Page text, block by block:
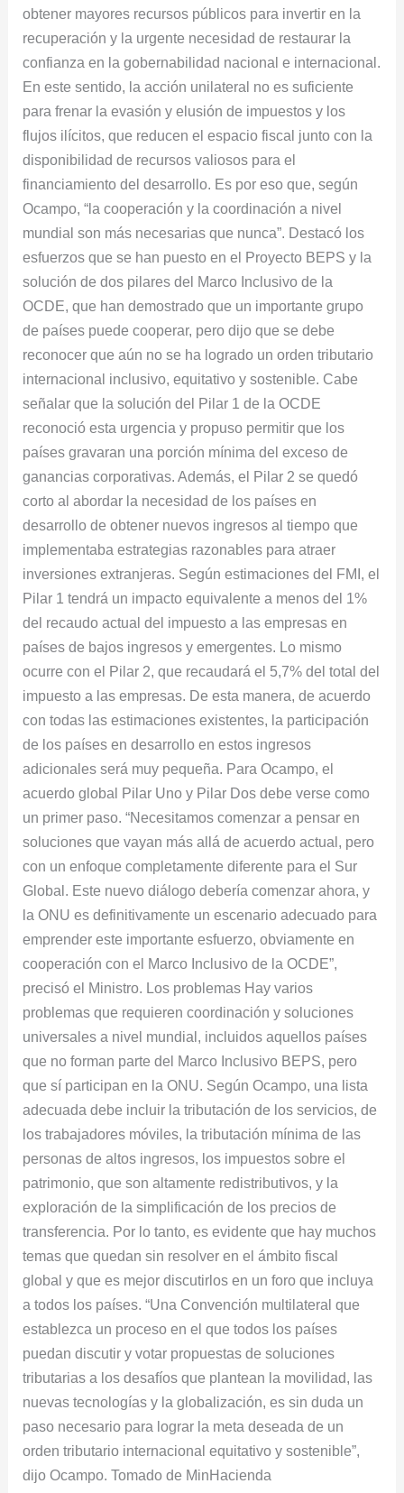
obtener mayores recursos públicos para invertir en la
recuperación y la urgente necesidad de restaurar la
confianza en la gobernabilidad nacional e internacional.
En este sentido, la acción unilateral no es suficiente
para frenar la evasión y elusión de impuestos y los
flujos ilícitos, que reducen el espacio fiscal junto con la
disponibilidad de recursos valiosos para el
financiamiento del desarrollo. Es por eso que, según
Ocampo, “la cooperación y la coordinación a nivel
mundial son más necesarias que nunca”. Destacó los
esfuerzos que se han puesto en el Proyecto BEPS y la
solución de dos pilares del Marco Inclusivo de la
OCDE, que han demostrado que un importante grupo
de países puede cooperar, pero dijo que se debe
reconocer que aún no se ha logrado un orden tributario
internacional inclusivo, equitativo y sostenible. Cabe
señalar que la solución del Pilar 1 de la OCDE
reconoció esta urgencia y propuso permitir que los
países gravaran una porción mínima del exceso de
ganancias corporativas. Además, el Pilar 2 se quedó
corto al abordar la necesidad de los países en
desarrollo de obtener nuevos ingresos al tiempo que
implementaba estrategias razonables para atraer
inversiones extranjeras. Según estimaciones del FMI, el
Pilar 1 tendrá un impacto equivalente a menos del 1%
del recaudo actual del impuesto a las empresas en
países de bajos ingresos y emergentes. Lo mismo
ocurre con el Pilar 2, que recaudará el 5,7% del total del
impuesto a las empresas. De esta manera, de acuerdo
con todas las estimaciones existentes, la participación
de los países en desarrollo en estos ingresos
adicionales será muy pequeña. Para Ocampo, el
acuerdo global Pilar Uno y Pilar Dos debe verse como
un primer paso. “Necesitamos comenzar a pensar en
soluciones que vayan más allá de acuerdo actual, pero
con un enfoque completamente diferente para el Sur
Global. Este nuevo diálogo debería comenzar ahora, y
la ONU es definitivamente un escenario adecuado para
emprender este importante esfuerzo, obviamente en
cooperación con el Marco Inclusivo de la OCDE”,
precisó el Ministro. Los problemas Hay varios
problemas que requieren coordinación y soluciones
universales a nivel mundial, incluidos aquellos países
que no forman parte del Marco Inclusivo BEPS, pero
que sí participan en la ONU. Según Ocampo, una lista
adecuada debe incluir la tributación de los servicios, de
los trabajadores móviles, la tributación mínima de las
personas de altos ingresos, los impuestos sobre el
patrimonio, que son altamente redistributivos, y la
exploración de la simplificación de los precios de
transferencia. Por lo tanto, es evidente que hay muchos
temas que quedan sin resolver en el ámbito fiscal
global y que es mejor discutirlos en un foro que incluya
a todos los países. “Una Convención multilateral que
establezca un proceso en el que todos los países
puedan discutir y votar propuestas de soluciones
tributarias a los desafíos que plantean la movilidad, las
nuevas tecnologías y la globalización, es sin duda un
paso necesario para lograr la meta deseada de un
orden tributario internacional equitativo y sostenible”,
dijo Ocampo. Tomado de MinHacienda